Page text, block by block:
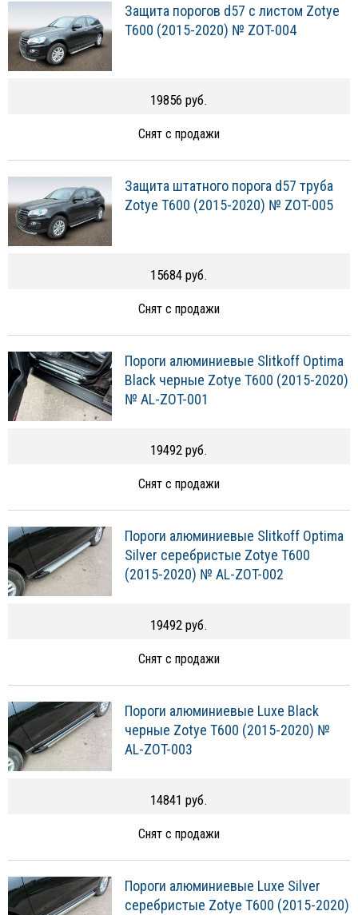
Защита порогов d57 с листом Zotye
T600 (2015-2020) № ZOT-004
19856 руб.
Снят с продажи
Защита штатного порога d57 труба
Zotye T600 (2015-2020) № ZOT-005
15684 руб.
Снят с продажи
Пороги алюминиевые Slitkoff Optima
Black черные Zotye T600 (2015-2020)
№ AL-ZOT-001
19492 руб.
Снят с продажи
Пороги алюминиевые Slitkoff Optima
Silver серебристые Zotye T600
(2015-2020) № AL-ZOT-002
19492 руб.
Снят с продажи
Пороги алюминиевые Luxe Black
черные Zotye T600 (2015-2020) №
AL-ZOT-003
14841 руб.
Снят с продажи
Пороги алюминиевые Luxe Silver
серебристые Zotye T600 (2015-2020)